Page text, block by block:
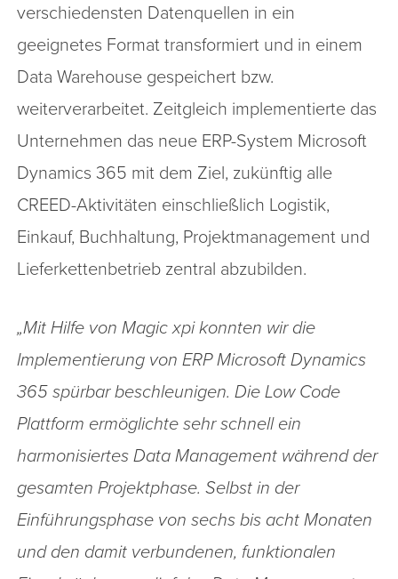
verschiedensten Datenquellen in ein
geeignetes Format transformiert und in einem
Data Warehouse gespeichert bzw.
weiterverarbeitet. Zeitgleich implementierte das
Unternehmen das neue ERP-System Microsoft
Dynamics 365 mit dem Ziel, zukünftig alle
CREED-Aktivitäten einschließlich Logistik,
Einkauf, Buchhaltung, Projektmanagement und
Lieferkettenbetrieb zentral abzubilden.
„Mit Hilfe von Magic xpi konnten wir die
Implementierung von ERP Microsoft Dynamics
365 spürbar beschleunigen. Die Low Code
Plattform ermöglichte sehr schnell ein
harmonisiertes Data Management während der
gesamten Projektphase. Selbst in der
Einführungsphase von sechs bis acht Monaten
und den damit verbundenen, funktionalen